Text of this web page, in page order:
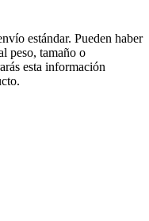
estándar. Pueden haber
peso, tamaño o
esta información